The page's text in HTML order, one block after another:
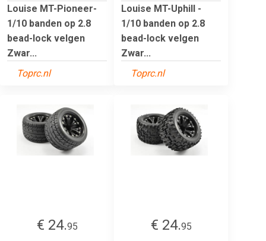
Louise MT-Pioneer-
1/10 banden op 2.8
bead-lock velgen
Zwar...
Toprc.nl
Louise MT-Uphill -
1/10 banden op 2.8
bead-lock velgen
Zwar...
Toprc.nl
€ 24.95 € 24.95